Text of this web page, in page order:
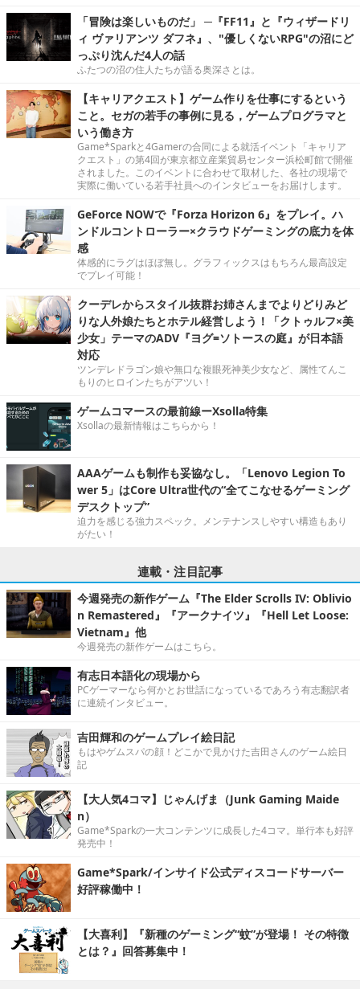
「冒険は楽しいものだ」 ─『FF11』と『ウィザードリ
ィ ヴァリアンツ ダフネ』、"優しくないRPG"の沼にど
っぷり沈んだ4人の話
ふたつの沼の住人たちが語る奥深さとは。
【キャリアクエスト】ゲーム作りを仕事にするという
こと。セガの若手の事例に見る，ゲームプログラマと
いう働き方
Game*Sparkと4Gamerの合同による就活イベント「キャリア
クエスト」の第4回が東京都立産業貿易センター浜松町館で開催
されました。このイベントに合わせて取材した、各社の現場で
実際に働いている若手社員へのインタビューをお届けします。
GeForce NOWで『Forza Horizon 6』をプレイ。ハ
ンドルコントローラー×クラウドゲーミングの底力を体
感
体感的にラグはほぼ無し。グラフィックスはもちろん最高設定
でプレイ可能！
クーデレからスタイル抜群お姉さんまでよりどりみど
りな人外娘たちとホテル経営しよう！「クトゥルフ×美
少女」テーマのADV『ヨグ=ソトースの庭』が日本語
対応
ツンデレドラゴン娘や無口な複眼死神美少女など、属性てんこ
もりのヒロインたちがアツい！
ゲームコマースの最前線ーXsolla特集
Xsollaの最新情報はこちらから！
AAAゲームも制作も妥協なし。「Lenovo Legion To
wer 5」はCore Ultra世代の“全てこなせるゲーミング
デスクトップ”
迫力を感じる強力スペック。メンテナンスしやすい構造もあり
がたい！
連載・注目記事
今週発売の新作ゲーム『The Elder Scrolls IV: Oblivio
n Remastered』『アークナイツ』『Hell Let Loose:
Vietnam』他
今週発売の新作ゲームはこちら。
有志日本語化の現場から
PCゲーマーなら何かとお世話になっているであろう有志翻訳者
に連続インタビュー。
吉田輝和のゲームプレイ絵日記
もはやゲムスパの顔！どこかで見かけた吉田さんのゲーム絵日
記
【大人気4コマ】じゃんげま（Junk Gaming Maide
n）
Game*Sparkの一大コンテンツに成長した4コマ。単行本も好評
発売中！
Game*Spark/インサイド公式ディスコードサーバー
好評稼働中！
【大喜利】『新種のゲーミング“蚊”が登場！ その特徴
とは？』回答募集中！